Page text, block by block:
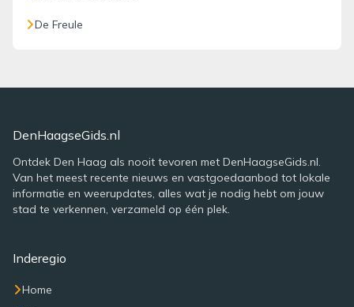
De Freule
DenHaagseGids.nl
Ontdek Den Haag als nooit tevoren met DenHaagseGids.nl.
Van het meest recente nieuws en vastgoedaanbod tot lokale
informatie en weerupdates, alles wat je nodig hebt om jouw
stad te verkennen, verzameld op één plek.
Inderegio
Home